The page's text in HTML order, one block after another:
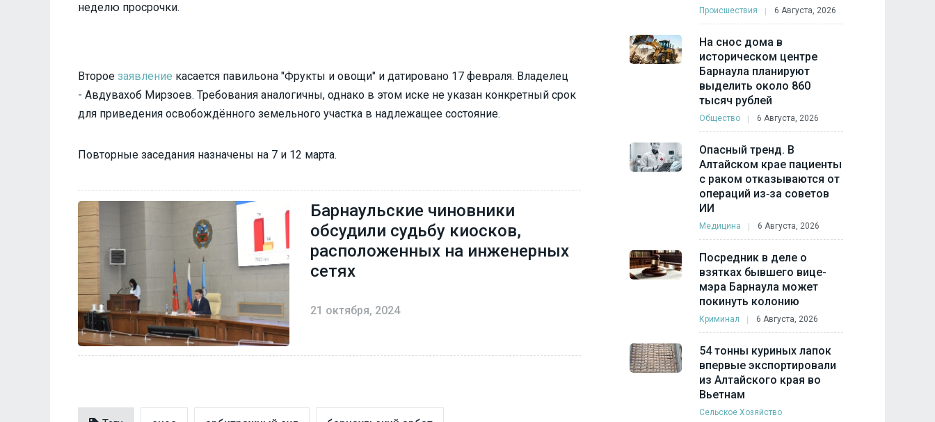
неделю просрочки.
Второе заявление касается павильона "Фрукты и овощи" и датировано 17 февраля. Владелец
- Авдувахоб Мирзоев. Требования аналогичны, однако в этом иске не указан конкретный срок
для приведения освобождённого земельного участка в надлежащее состояние.
Повторные заседания назначены на 7 и 12 марта.
Барнаульские чиновники
обсудили судьбу киосков,
расположенных на инженерных
сетях
21 октября, 2024
Происшествия 6 Августа, 2026
На снос дома в
историческом центре
Барнаула планируют
выделить около 860
тысяч рублей
Общество 6 Августа, 2026
Опасный тренд. В
Алтайском крае пациенты
с раком отказываются от
операций из‑за советов
ИИ
Медицина 6 Августа, 2026
Посредник в деле о
взятках бывшего вице-
мэра Барнаула может
покинуть колонию
Криминал 6 Августа, 2026
54 тонны куриных лапок
впервые экспортировали
из Алтайского края во
Вьетнам
Сельское Хозяйство